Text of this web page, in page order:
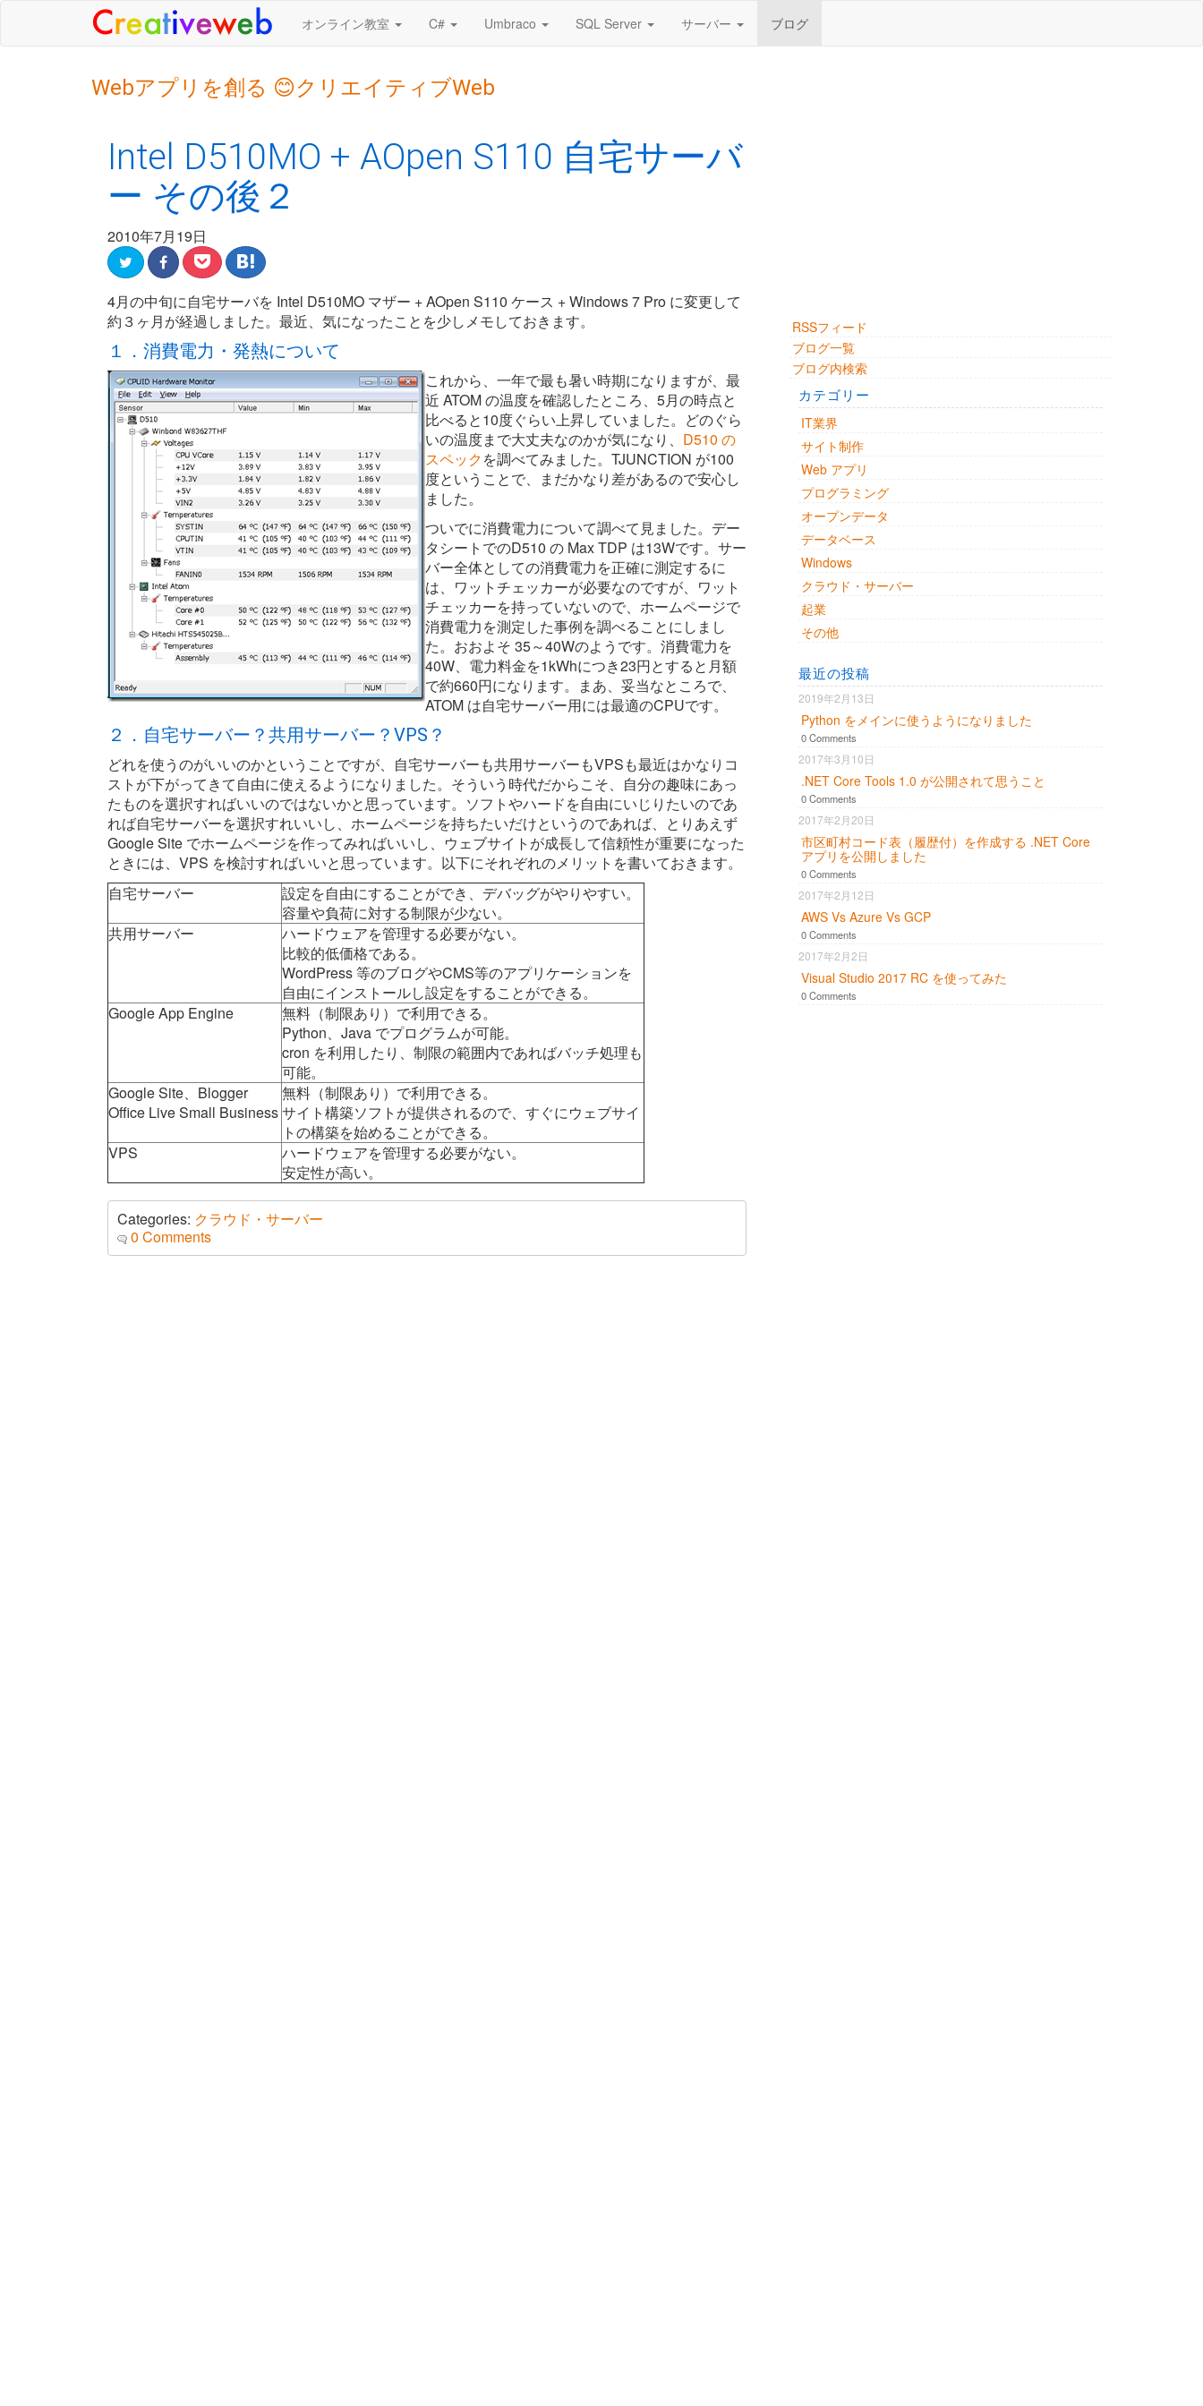
オンライン教室 C# Umbraco SQL Server サーバー ブログ
Webアプリを創る 😊クリエイティブWeb
Intel D510MO + AOpen S110 自宅サーバ
ー その後２
2010年7月19日
4月の中旬に自宅サーバを Intel D510MO マザー + AOpen S110 ケース + Windows 7 Pro に変更して
約３ヶ月が経過しました。最近、気になったことを少しメモしておきます。
１．消費電力・発熱について
これから、一年で最も暑い時期になりますが、最
近 ATOM の温度を確認したところ、5月の時点と
比べると10度ぐらい上昇していました。どのぐら
いの温度まで大丈夫なのかが気になり、 D510 の
スペックを調べてみました。TJUNCTION が100
度ということで、まだかなり差があるので安心し
ました。
ついでに消費電力について調べて見ました。デー
タシートでのD510 の Max TDP は13Wです。サー
バー全体としての消費電力を正確に測定するに
は、ワットチェッカーが必要なのですが、ワット
チェッカーを持っていないので、ホームページで
消費電力を測定した事例を調べることにしまし
た。おおよそ 35～40Wのようです。消費電力を
40W、電力料金を1kWhにつき23円とすると月額
で約660円になります。まあ、妥当なところで、
ATOM は自宅サーバー用には最適のCPUです。
２．自宅サーバー？共用サーバー？VPS？
どれを使うのがいいのかということですが、自宅サーバーも共用サーバーもVPSも最近はかなりコ
ストが下がってきて自由に使えるようになりました。そういう時代だからこそ、自分の趣味にあっ
たものを選択すればいいのではないかと思っています。ソフトやハードを自由にいじりたいのであ
れば自宅サーバーを選択すれいいし、ホームページを持ちたいだけというのであれば、とりあえず
Google Site でホームページを作ってみればいいし、ウェブサイトが成長して信頼性が重要になった
ときには、VPS を検討すればいいと思っています。以下にそれぞれのメリットを書いておきます。
自宅サーバー
設定を自由にすることができ、デバッグがやりやすい。
容量や負荷に対する制限が少ない。
共用サーバー
ハードウェアを管理する必要がない。
比較的低価格である。
WordPress 等のブログやCMS等のアプリケーションを
自由にインストールし設定をすることができる。
Google App Engine
無料（制限あり）で利用できる。
Python、Java でプログラムが可能。
cron を利用したり、制限の範囲内であればバッチ処理も
可能。
Google Site、Blogger
Office Live Small Business
無料（制限あり）で利用できる。
サイト構築ソフトが提供されるので、すぐにウェブサイ
トの構築を始めることができる。
VPS
ハードウェアを管理する必要がない。
安定性が高い。
Categories: クラウド・サーバー
0 Comments
RSSフィード
ブログ一覧
ブログ内検索
カテゴリー
IT業界
サイト制作
Web アプリ
プログラミング
オープンデータ
データベース
Windows
クラウド・サーバー
起業
その他
最近の投稿
2019年2月13日
Python をメインに使うようになりました
0 Comments
2017年3月10日
.NET Core Tools 1.0 が公開されて思うこと
0 Comments
2017年2月20日
市区町村コード表（履歴付）を作成する .NET Core
アプリを公開しました
0 Comments
2017年2月12日
AWS Vs Azure Vs GCP
0 Comments
2017年2月2日
Visual Studio 2017 RC を使ってみた
0 Comments